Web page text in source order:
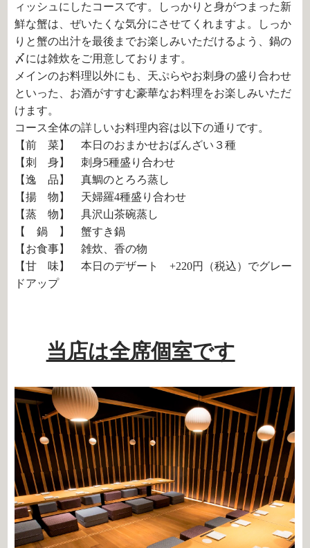
ィッシュにしたコースです。しっかりと身がつまった新
鮮な蟹は、ぜいたくな気分にさせてくれますよ。しっか
りと蟹の出汁を最後までお楽しみいただけるよう、鍋の
〆には雑炊をご用意しております。
メインのお料理以外にも、天ぷらやお刺身の盛り合わせ
といった、お酒がすすむ豪華なお料理をお楽しみいただ
けます。
コース全体の詳しいお料理内容は以下の通りです。
【前 菜】 本日のおまかせおばんざい３種
【刺 身】 刺身5種盛り合わせ
【逸 品】 真鯛のとろろ蒸し
【揚 物】 天婦羅4種盛り合わせ
【蒸 物】 具沢山茶碗蒸し
【 鍋 】 蟹すき鍋
【お食事】 雑炊、香の物
【甘 味】 本日のデザート +220円（税込）でグレー
ドアップ
当店は全席個室です